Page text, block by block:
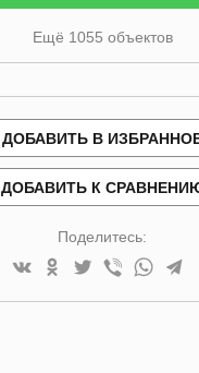
Ещё 1055 объектов
ДОБАВИТЬ В
ДОБАВИТЬ К
Поделитесь: